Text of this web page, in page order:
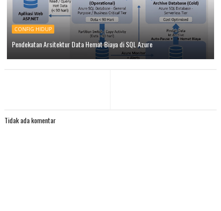
CONFIG HIDUP
Pendekatan Arsitektur Data Hemat Biaya di SQL Azure
Tidak ada komentar